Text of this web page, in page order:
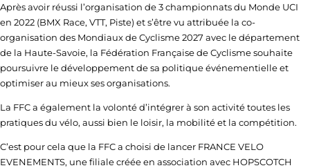
Après avoir réussi l’organisation de 3 championnats du Monde UCI
en 2022 (BMX Race, VTT, Piste) et s’être vu attribuée la co-
organisation des Mondiaux de Cyclisme 2027 avec le département
de la Haute-Savoie, la Fédération Française de Cyclisme souhaite
poursuivre le développement de sa politique événementielle et
optimiser au mieux ses organisations.
La FFC a également la volonté d’intégrer à son activité toutes les
pratiques du vélo, aussi bien le loisir, la mobilité et la compétition.
C’est pour cela que la FFC a choisi de lancer FRANCE VELO
EVENEMENTS, une filiale créée en association avec HOPSCOTCH